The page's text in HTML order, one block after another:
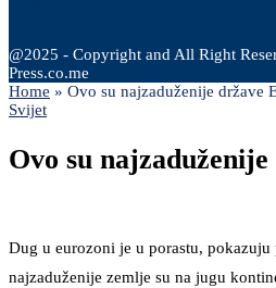
@2025 - Copyright and All Right
Press.co.me
Home » Ovo su najzaduženije države
Svijet
Ovo su
Dug u eurozoni je u porastu, pokazuju
najzaduženije zemlje su na jugu